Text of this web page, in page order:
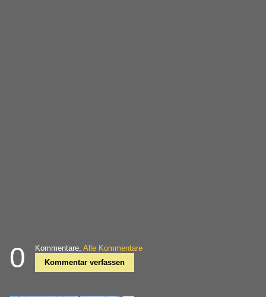
0 Kommentare, Alle Kommentare
Kommentar verfassen